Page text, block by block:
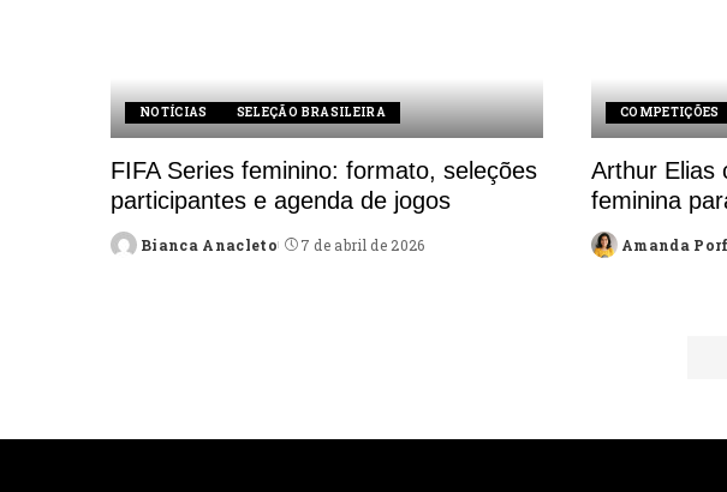
NOTÍCIAS SELEÇÃO BRASILEIRA
FIFA Series feminino: formato, seleções
participantes e agenda de jogos
Posted
Bianca Anacleto 7 de abril de 2026
COMPETIÇÕES
Arthur Elias
feminina
Posted
Amanda